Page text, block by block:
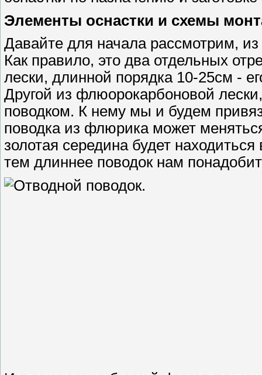
Элементы оснастки и схемы
Давайте для начала рассмотрим, из
Как правило, это два отдельных
лески, длинной порядка 10-25см -
Другой из флюорокарбоновой
поводком. К нему мы и будем
поводка из флюрика может
золотая середина будет
тем длиннее поводок нам